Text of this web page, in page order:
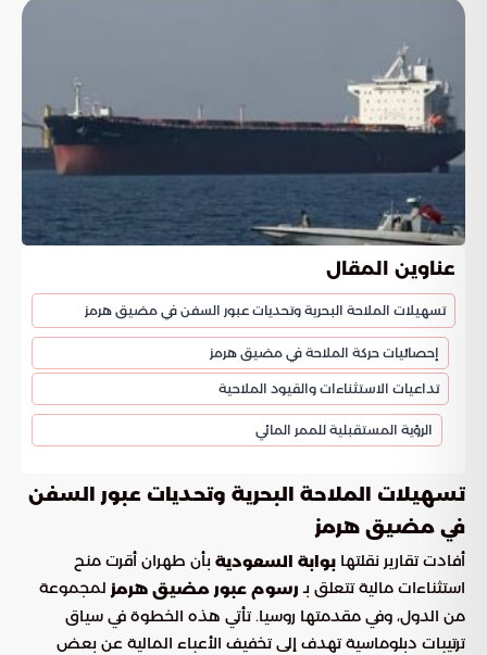
عناوين المقال
تسهيلات الملاحة البحرية وتحديات عبور السفن في مضيق هرمز
إحصائيات حركة الملاحة في مضيق هرمز
تداعيات الاستثناءات والقيود الملاحية
الرؤية المستقبلية للممر المائي
تسهيلات الملاحة البحرية وتحديات عبور السفن
في مضيق هرمز
أفادت تقارير نقلتها بوابة السعودية بأن طهران أقرت منح
استثناءات مالية تتعلق بـ رسوم عبور مضيق هرمز لمجموعة
من الدول، وفي مقدمتها روسيا. تأتي هذه الخطوة في سياق
ترتيبات دبلوماسية تهدف إلى تخفيف الأعباء المالية عن بعض